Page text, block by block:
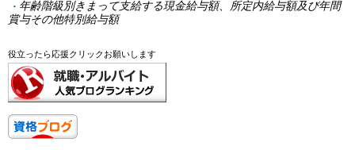
年齢階級別きまって支給する現金給与額、所定内給与額及び年間
賞与その他特別給与額
役立ったら応援クリックお願いします